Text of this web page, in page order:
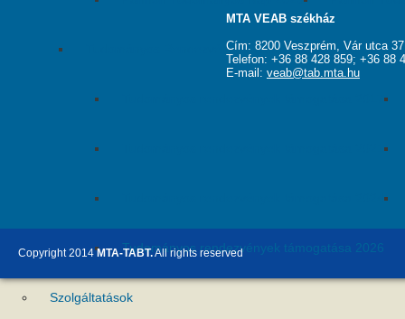
Tudományos Rendezvények Támogatása
Tudományos rendezvények támogatása 2026
Szolgáltatások
MTA VEAB székház
Cím: 8200 Veszprém, Vár utca
Telefon: +36 88 428 859; +36 88
E-mail: veab@tab.mta.hu
Copyright 2014MTA-TABT.All rights reserved